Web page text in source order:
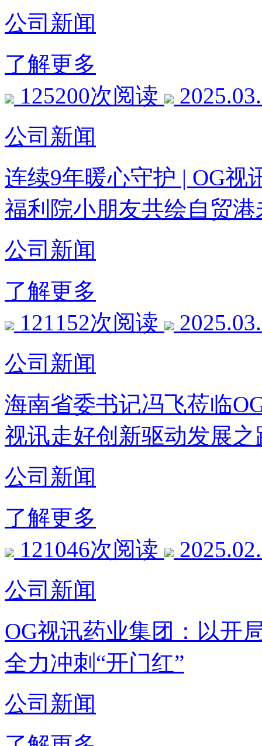
公司新闻
了解更多
125200次阅读
公司新闻
连续9年暖心守护 | OG
福利院小朋友共绘自贸港
公司新闻
了解更多
121152次阅读
公司新闻
海南省委书记冯飞莅临
视讯走好创新驱动发展之
公司新闻
了解更多
121046次阅读
公司新闻
OG视讯药业集团：以开
全力冲刺“开门红”
公司新闻